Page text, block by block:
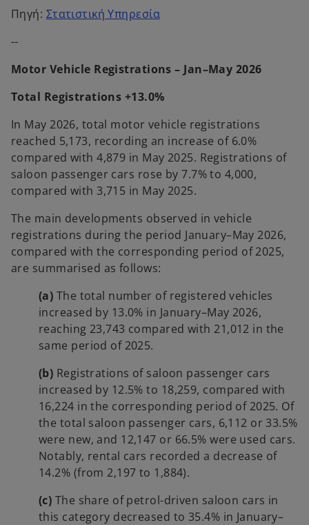
Πηγή: Στατιστική Υπηρεσία
i
a
n
e
w
t
b
--
Motor Vehicle Registrations – Jan–May 2026
Total Registrations +13.0%
In May 2026, total motor vehicle registrations
reached 5,173, recording an increase of 6.0%
compared with 4,879 in May 2025. Registrations of
saloon passenger cars rose by 7.7% to 4,000,
compared with 3,715 in May 2025.
The main developments observed in vehicle
registrations during the period January–May 2026,
compared with the corresponding period of 2025,
are summarised as follows:
(a) The total number of registered vehicles
increased by 13.0% in January–May 2026,
reaching 23,743 compared with 21,012 in the
same period of 2025.
(b) Registrations of saloon passenger cars
increased by 12.5% to 18,259, compared with
16,224 in the corresponding period of 2025. Of
the total saloon passenger cars, 6,112 or 33.5%
were new, and 12,147 or 66.5% were used cars.
Notably, rental cars recorded a decrease of
14.2% (from 2,197 to 1,884).
(c) The share of petrol-driven saloon cars in
this category decreased to 35.4% in January–